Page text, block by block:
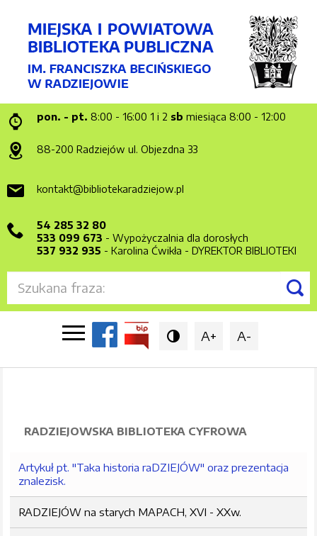
pon. - pt. 8:00 - 16:00 1 i 2 sb miesiąca 8:00 - 12:00
88-200 Radziejów ul. Objezdna 33
kontakt@bibliotekaradziejow.pl
54 285 32 80
533 099 673 - Wypożyczalnia dla dorosłych
537 932 935 - Karolina Ćwikła - DYREKTOR BIBLIOTEKI

 A+ A-
RADZIEJOWSKA BIBLIOTEKA CYFROWA
Artykuł pt. "Taka historia raDZIEJÓW" oraz prezentacja
znalezisk.
RADZIEJÓW na starych MAPACH, XVI - XXw.